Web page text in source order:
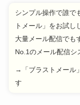
シンプル操作で誰で
トメール」をお試し
大量メール配信でも
No.1のメール配信シ
→「ブラストメール
す